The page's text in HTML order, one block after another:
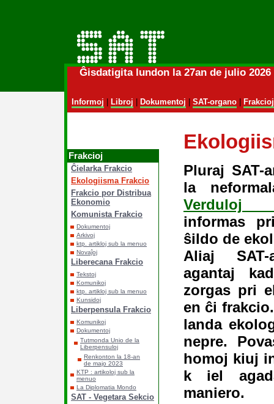
Ĝisdatigita lundon la 27an de julio
Informoj Libroj Dokumentoj SAT-organo| Frakcioj
Frakcioj
Ĉielarka Frakcio
Ekologiisma Frakcio
Frakcio por Distribua
Ekonomio
Komunista Frakcio
Dokumentoj
Arkivoj
ktp. artikloj sub la menuo
Novaĵoj
Liberecana Frakcio
Tekstoj
Komunikoj
ktp. artikloj sub la menuo
Kunsidoj
Liberpensula Frakcio
Komunikoj
Dokumentoj
Tutmonda Unio de la
Liberpensuloj
Renkonton la 18-an
de majo 2023
KTP : artikoloj sub la
menuo
La Diplomatia Mondo
SAT - Vegetara Sekcio
Pluraj SAT-
la
Verduloj
informas
ŝildo de
Aliaj
agantaj
zorgas pri
en ĉi
landa
nepre.
homoj kiuj
k iel
maniero.